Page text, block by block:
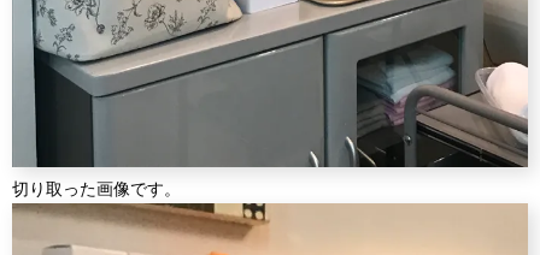
切り取った画像です。